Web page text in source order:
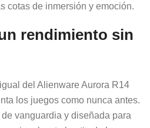
cotas de inmersión y emoción.
rendimiento sin
del Alienware Aurora R14
los juegos como nunca antes.
vanguardia y diseñada para